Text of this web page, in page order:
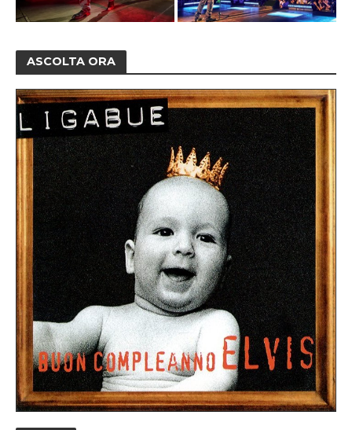
ASCOLTA ORA